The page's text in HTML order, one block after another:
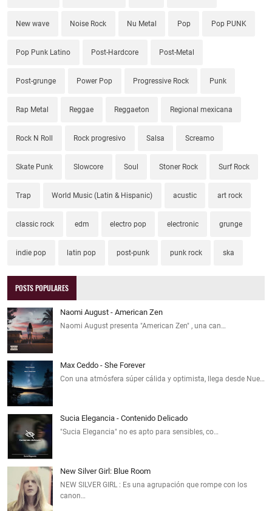
New wave Noise Rock Nu Metal Pop Pop PUNK
Pop Punk Latino Post-Hardcore Post-Metal
Post-grunge Power Pop Progressive Rock Punk
Rap Metal Reggae Reggaeton Regional mexicana
Rock N Roll Rock progresivo Salsa Screamo
Skate Punk Slowcore Soul Stoner Rock Surf Rock
Trap World Music (Latin & Hispanic) acustic art rock
classic rock edm electro pop electronic grunge
indie pop latin pop post-punk punk rock ska
POSTS POPULARES
Naomi August - American Zen
Naomi August presenta "American Zen" , una can…
Max Ceddo - She Forever
Con una atmósfera súper cálida y optimista, llega desde Nue…
Sucia Elegancia - Contenido Delicado
"Sucia Elegancia" no es apto para sensibles, co…
New Silver Girl: Blue Room
NEW SILVER GIRL : Es una agrupación que rompe con los
canon…